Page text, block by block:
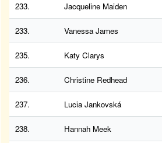
233. Jacqueline Maiden
233. Vanessa James
235. Katy Clarys
236. Christine Redhead
237. Lucia Jankovská
238. Hannah Meek